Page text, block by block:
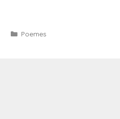
Categories
Poemes